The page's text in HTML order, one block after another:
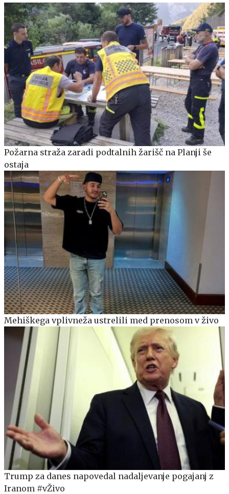
Požarna straža zaradi podtalnih žarišč na Planji še
ostaja
Mehiškega vplivneža ustrelili med prenosom v živo
Trump za danes napovedal nadaljevanje pogajanj z
Iranom #vŽivo